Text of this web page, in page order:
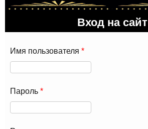
Вход на сайт
Имя пользователя *
Пароль *